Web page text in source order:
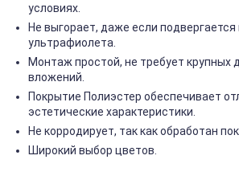
условиях.
Не выгорает, даже если
ультрафиолета.
Монтаж простой, не требует крупных
вложений.
Покрытие Полиэстер обеспечивает
эстетические характеристики.
Не корродирует, так как обработан
Широкий выбор цветов.